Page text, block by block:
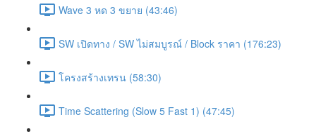
Wave 3 หด 3 ขยาย (43:46)
SW เปิดทาง / SW ไม่สมบูรณ์ / Block ราคา (176:23)
โครงสร้างเทรน (58:30)
Time Scattering (Slow 5 Fast 1) (47:45)